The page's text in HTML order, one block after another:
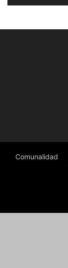
Comunalidad